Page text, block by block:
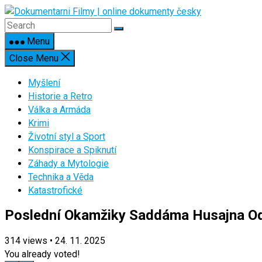
Skip
to
contentMenu
Close Menu
Myšlení
Historie a Retro
Válka a Armáda
Krimi
Životní styl a Sport
Konspirace a Spiknutí
Záhady a Mytologie
Technika a Věda
Katastrofické
Poslední Okamžiky Saddáma Husajna
314 views • 24. 11. 2025
You already voted!